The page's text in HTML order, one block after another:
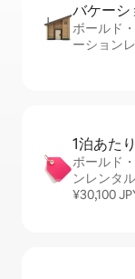
バケーシ
ボールド
ーション
1泊あた
ボールド
ンレンタ
¥30,100